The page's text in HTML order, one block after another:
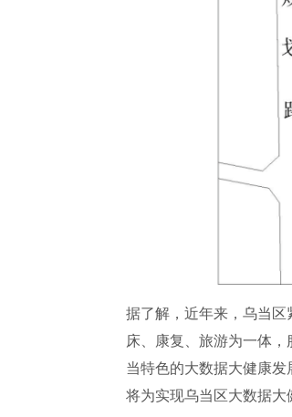
据了解，近年来，乌当
床、康复、旅游为一体
当特色的大数据大健康
将为实现乌当区大数据大